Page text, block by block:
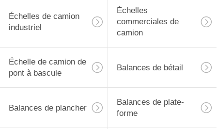
Échelles de camion
industriel
Échelles
commerciales de
camion
Échelle de camion de
pont à bascule
Balances de bétail
Balances de plancher
Balances de plate-
forme